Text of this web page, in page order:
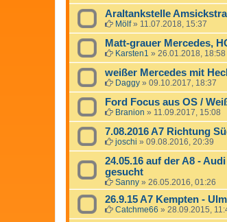
Araltankstelle
Mölf» 11.07.2018, 15:37
Matt-grauer Mercedes,
Karsten1 » 26.01.2018, 18:58
weißer Mercedes mit
Daggy » 09.10.2017, 18:37
Ford Focus aus OS /
Branion » 11.09.2017, 15:08
7.08.2016 A7 Richtung
joschi » 09.08.2016, 20:39
24.05.16 auf der A8 -
gesucht
Sanny » 26.05.2016, 01:26
26.9.15 A7 Kempten -
Catchme66 » 28.09.2015,